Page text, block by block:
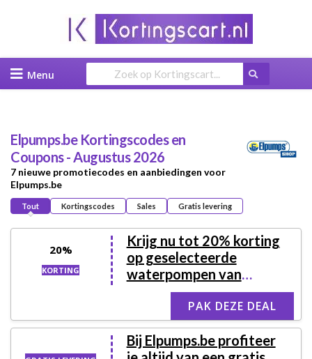
to
content
Elpumps.beKortingscodes en
Coupons - Augustus 2026
7 nieuwe promotiecodes en aanbiedingen voor
Elpumps.be
Tout Kortingscodes Sales Gratis levering
20%
KORTING
Krijg nu tot 20% korting
op geselecteerde
waterpompen van
Elpumps.be
PAK DEZE DEAL
Bij Elpumps.be profiteer